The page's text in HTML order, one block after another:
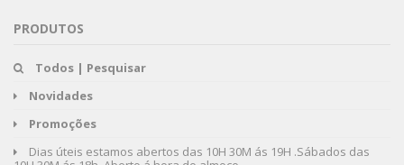
PRODUTOS
Todos | Pesquisar
Novidades
Promoções
Dias úteis estamos abertos das 10H 30M ás 19H .Sábados das